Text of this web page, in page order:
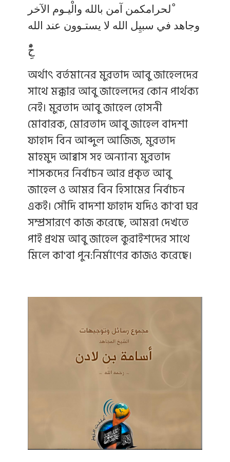
ْلحرامكمن آمن بالله والْيـوم الآخر
وجاهد في سبيِل الله لا يستـوون عند الله
ََِخََََََِِْ
অর্থাৎ বর্তমানের মুরতাদ আবু জাহেলদের
সাথে মক্কার আবু জাহেলদের কোন পার্থক্য
নেই। মুরতাদ আবু জাহেল হোসনী
মোবারক, মোরতাদ আবু জাহেল বাদশা
ফাহাদ বিন আব্দুল আজিজ, মুরতাদ
মাহমুদ আব্বাস সহ অন্যান্য মুরতাদ
শাসকদের নির্বাচন আর প্রকৃত আবু
জাহেল ও আমর বিন হিসামের নির্বাচন
একই। সৌদি বাদশা ফাহাদ যদিও কা'বা ঘর
সম্প্রসারণে কাজ করেছে, আমরা দেখতে
পাই প্রথম আবু জাহেল কুরাইশদের সাথে
মিলে কা'বা পুন:নির্মাণের কাজও করেছে।